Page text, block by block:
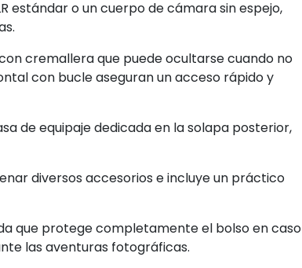
estándar o un cuerpo de cámara sin espejo,
cremallera que puede ocultarse cuando no
con bucle aseguran un acceso rápido y
de equipaje dedicada en la solapa posterior,
diversos accesorios e incluye un práctico
que protege completamente el bolso en caso
las aventuras fotográficas.